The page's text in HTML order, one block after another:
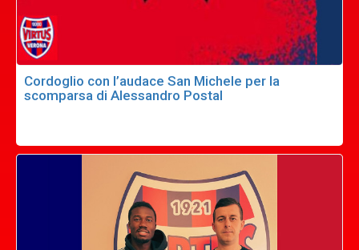
Cordoglio con l’audace San Michele per la
scomparsa di Alessandro Postal